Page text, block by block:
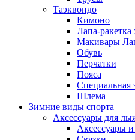
Таэквондо
Кимоно
Лапа-
Макивары
Обувь
Перчатки
Пояса
Специальная
Шлема
Зимние виды спорта
Аксессуары для
Аксессуары